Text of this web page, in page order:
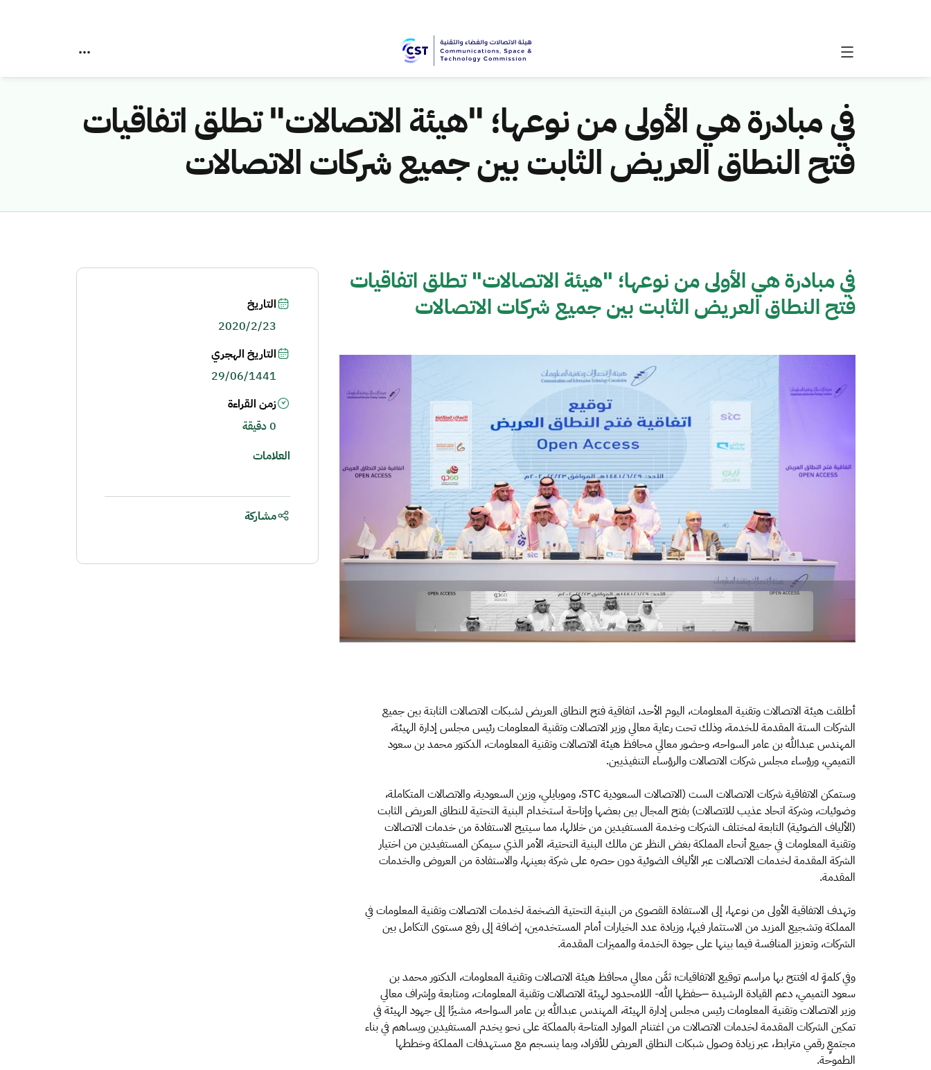
في مبادرة هي الأولى من نوعها؛ "هيئة الاتصالات" تطلق اتفاقيات
فتح النطاق العريض الثابت بين جميع شركات الاتصالات
في مبادرة هي الأولى من نوعها؛ "هيئة الاتصالات" تطلق اتفاقيات
فتح النطاق العريض الثابت بين جميع شركات الاتصالات
أطلقت هيئة الاتصالات وتقنية المعلومات، اليوم الأحد، اتفاقية فتح النطاق العريض لشبكات الاتصالات الثابتة بين جميع
الشركات الستة المقدمة للخدمة، وذلك تحت رعاية معالي وزير الاتصالات وتقنية المعلومات رئيس مجلس إدارة الهيئة،
المهندس عبدالله بن عامر السواحه، وحضور معالي محافظ هيئة الاتصالات وتقنية المعلومات، الدكتور محمد بن سعود
التميمي، ورؤساء مجلس شركات الاتصالات والرؤساء التنفيذيين.
وستمكن الاتفاقية شركات الاتصالات الست (الاتصالات السعودية STC، وموبايلي، وزين السعودية، والاتصالات المتكاملة،
وضوئيات، وشركة اتحاد عذيب للاتصالات) بفتح المجال بين بعضها وإتاحة استخدام البنية التحتية للنطاق العريض الثابت
(الألياف الضوئية) التابعة لمختلف الشركات وخدمة المستفيدين من خلالها، مما سيتيح الاستفادة من خدمات الاتصالات
وتقنية المعلومات في جميع أنحاء المملكة بغض النظر عن مالك البنية التحتية، الأمر الذي سيمكن المستفيدين من اختيار
الشركة المقدمة لخدمات الاتصالات عبر الألياف الضوئية دون حصره على شركة بعينها، والاستفادة من العروض والخدمات
المقدمة.
وتهدف الاتفاقية الأولى من نوعها، إلى الاستفادة القصوى من البنية التحتية الضخمة لخدمات الاتصالات وتقنية المعلومات في
المملكة وتشجيع المزيد من الاستثمار فيها، وزيادة عدد الخيارات أمام المستخدمين، إضافة إلى رفع مستوى التكامل بين
الشركات، وتعزيز المنافسة فيما بينها على جودة الخدمة والمميزات المقدمة.
وفي كلمةٍ له افتتح بها مراسم توقيع الاتفاقيات؛ ثمَّن معالي محافظ هيئة الاتصالات وتقنية المعلومات، الدكتور محمد بن
سعود التميمي، دعم القيادة الرشيدة –حفظها الله- اللامحدود لهيئة الاتصالات وتقنية المعلومات، ومتابعة وإشراف معالي
وزير الاتصالات وتقنية المعلومات رئيس مجلس إدارة الهيئة، المهندس عبدالله بن عامر السواحه، مشيرًا إلى جهود الهيئة في
تمكين الشركات المقدمة لخدمات الاتصالات من اغتنام الموارد المتاحة بالمملكة على نحو يخدم المستفيدين ويساهم في بناء
مجتمعٍ رقمي مترابط، عبر زيادة وصول شبكات النطاق العريض للأفراد، وبما ينسجم مع مستهدفات المملكة وخططها
الطموحة.
التاريخ
2020/2/23
التاريخ الهجري
29/06/1441
زمن القراءة
0 دقيقة
العلامات
مشاركة